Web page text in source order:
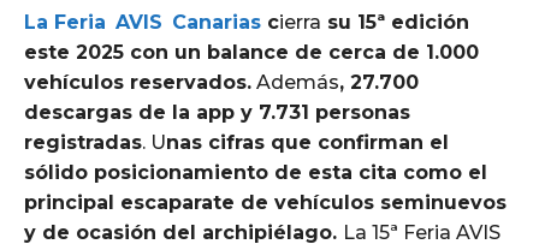
La Feria AVIS Canarias cierra su 15ª edición
este 2025 con un balance de cerca de 1.000
vehículos reservados. Además, 27.700
descargas de la app y 7.731 personas
registradas. Unas cifras que confirman el
sólido posicionamiento de esta cita como el
principal escaparate de vehículos seminuevos
y de ocasión del archipiélago. La 15ª Feria AVIS